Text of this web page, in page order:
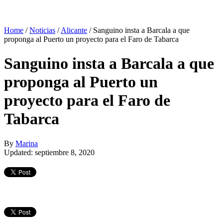
Home /Noticias /Alicante / Sanguino insta a Barcala a que
proponga al Puerto un proyecto para el Faro de Tabarca
Sanguino insta a Barcala a que
proponga al Puerto un
proyecto para el Faro de
Tabarca
By Marina
Updated: septiembre 8, 2020